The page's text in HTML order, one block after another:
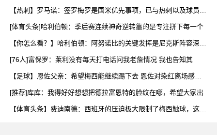
【热刺】罗马诺：签罗梅罗是国米优先事项，已与热刺以及球员阵
[体育头条]哈利伯顿：季后赛连续神奇逆转靠的是专注拼下每一个
【你怎么看？】哈利伯顿：阿努诺比的关键发挥是尼克斯阵容深度
[76人]富保罗：莱利没有每天打电话问我老詹情况 我也告知其
【足球】恩佐父亲：希望梅西能继续踢下去 恩佐对染红离场感到
[推荐]库库：我得好好想想把德拉富恩特的脸纹在哪，希望大家出
【体育头条】费迪南德：西班牙的压迫极大限制了梅西触球，这是